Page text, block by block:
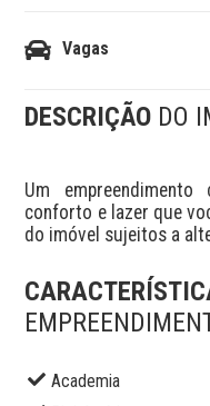
Vagas
DESCRIÇÃO DO
Um
conforto e lazer que
do imóvel sujeitos a
Academia